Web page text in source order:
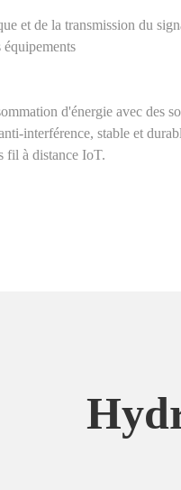
et de la transmission du
équipements
d'énergie avec des
interférence, stable et
fil à distance IoT.